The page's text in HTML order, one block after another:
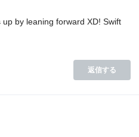
by leaning forward XD! Swift
返信する